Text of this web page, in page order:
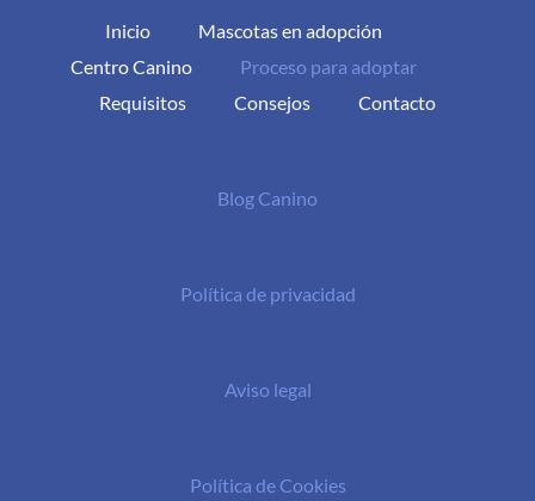
Inicio
Mascotas en adopción
Centro Canino
Proceso para adoptar
Requisitos
Consejos Contacto
Blog Canino
Política de privacidad
Aviso legal
Política de Cookies